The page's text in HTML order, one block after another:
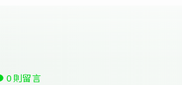
0 則留言